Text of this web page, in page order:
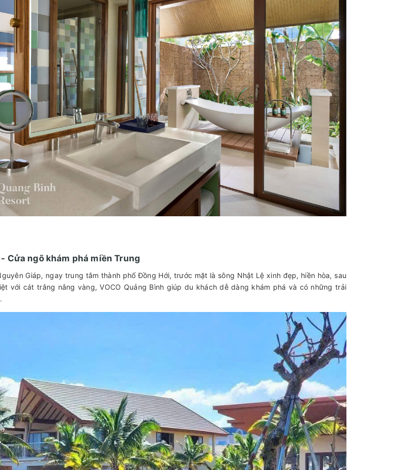
Cửa ngõ khám phá miền Trung
Giáp, ngay trung tâm thành phố Đồng Hới, trước mặt là sông Nhật Lệ xinh đẹp, hiền hòa, sau
với cát trắng nắng vàng, VOCO Quảng Bình giúp du khách dễ dàng khám phá và có những trải